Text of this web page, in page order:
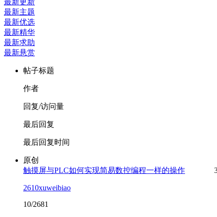
最新更新
最新主题
最新优选
最新精华
最新求助
最新悬赏
帖子标题
作者
回复/访问量
最后回复
最后回复时间
原创
触摸屏与PLC如何实现简易数控编程一样的操作
2610xuweibiao
10/2681